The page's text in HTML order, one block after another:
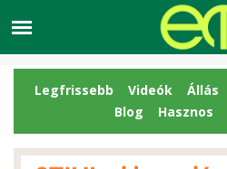
Legfrissebb Videók Állás
Blog
Hasznos